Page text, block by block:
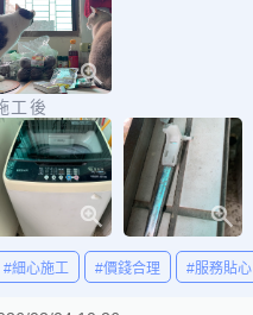
工後
#細心施工 #價錢合理 #服務貼心